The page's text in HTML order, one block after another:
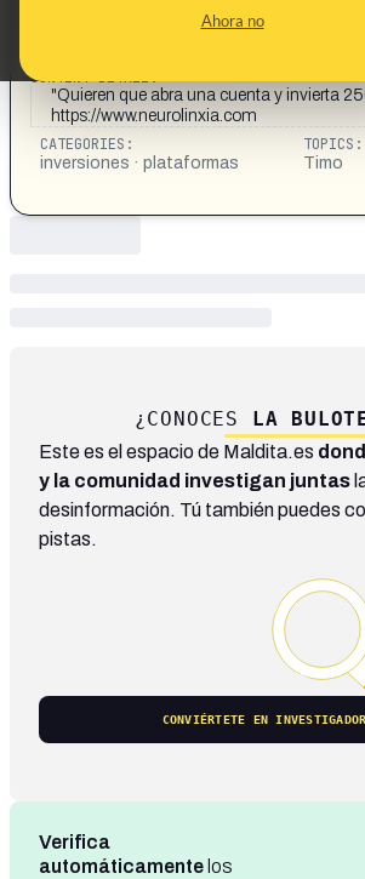
Ahora no
This content has not yet been
CONTENT DETAIL:
"Quieren que abra una cuenta y invierta
https://www.neurolinxia.com
CATEGORIES:
inversiones · plataformas
TOPICS:
Timo
¿CONOCES LA
Este es el espacio de Maldita.es
y la comunidad investigan juntas
desinformación. Tú también puedes
pistas.
CONVIÉRTETE EN INVESTIGADOR
Verifica
automáticamente los